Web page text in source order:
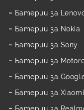
Батерии за
Батерии за Nokia
Батерии за Sony
Батерии за
Батерии за
Батерии за Xiaomi
Батерии за